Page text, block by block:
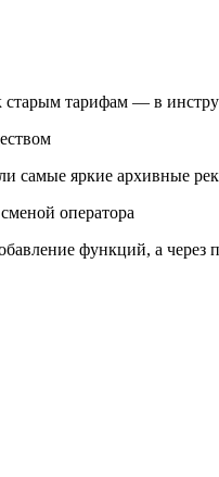
тарифам — в
самые яркие архивные
оператора
функций, а через